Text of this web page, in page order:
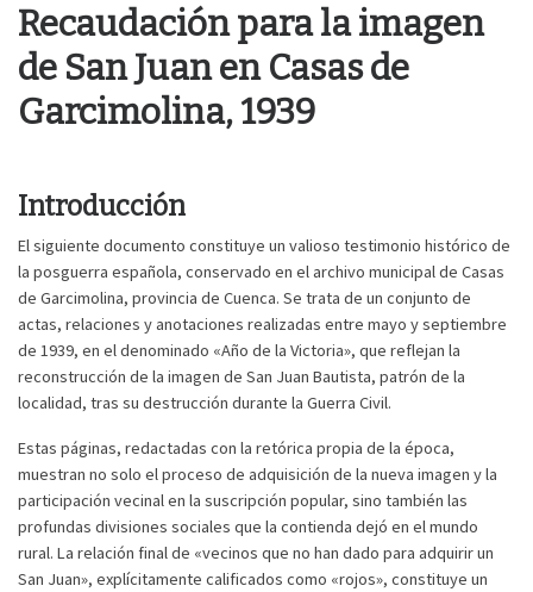
Recaudación para la imagen
de San Juan en Casas de
Garcimolina, 1939
Introducción
El siguiente documento constituye un valioso testimonio histórico de
la posguerra española, conservado en el archivo municipal de Casas
de Garcimolina, provincia de Cuenca. Se trata de un conjunto de
actas, relaciones y anotaciones realizadas entre mayo y septiembre
de 1939, en el denominado «Año de la Victoria», que reflejan la
reconstrucción de la imagen de San Juan Bautista, patrón de la
localidad, tras su destrucción durante la Guerra Civil.
Estas páginas, redactadas con la retórica propia de la época,
muestran no solo el proceso de adquisición de la nueva imagen y la
participación vecinal en la suscripción popular, sino también las
profundas divisiones sociales que la contienda dejó en el mundo
rural. La relación final de «vecinos que no han dado para adquirir un
San Juan», explícitamente calificados como «rojos», constituye un